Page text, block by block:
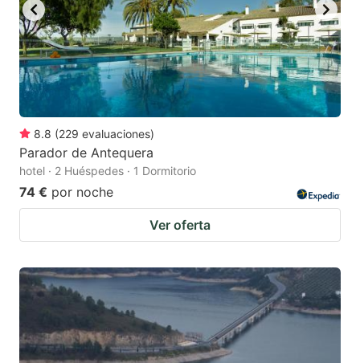
8.8 (229 evaluaciones)
Parador de Antequera
hotel · 2 Huéspedes · 1 Dormitorio
74 € por noche
Ver oferta